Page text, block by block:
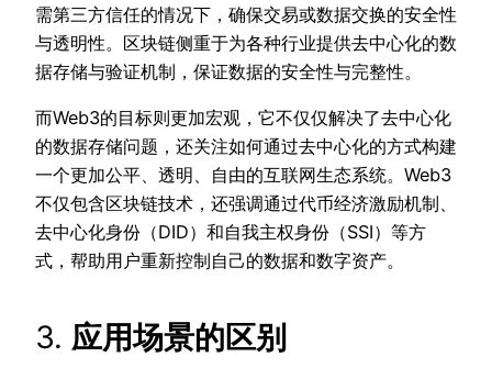
需第三方信任的情况下，确保交易或数据交换的安全性
与透明性。区块链侧重于为各种行业提供去中心化的数
据存储与验证机制，保证数据的安全性与完整性。
而Web3的目标则更加宏观，它不仅仅解决了去中心化
的数据存储问题，还关注如何通过去中心化的方式构建
一个更加公平、透明、自由的互联网生态系统。Web3
不仅包含区块链技术，还强调通过代币经济激励机制、
去中心化身份（DID）和自我主权身份（SSI）等方
式，帮助用户重新控制自己的数据和数字资产。
3. 应用场景的区别